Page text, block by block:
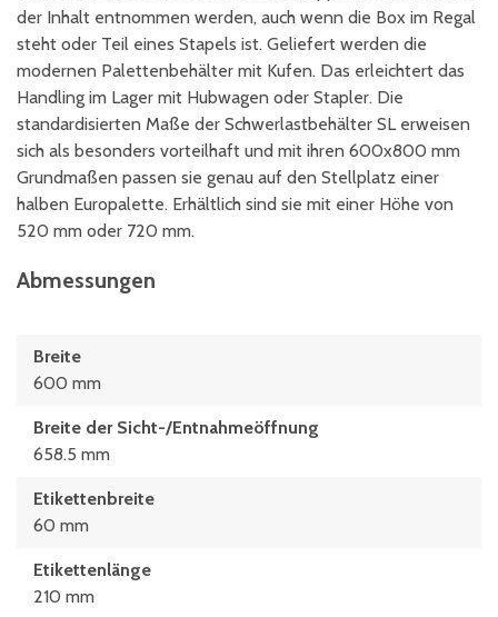
der Inhalt entnommen werden, auch wenn die Box im Regal
steht oder Teil eines Stapels ist. Geliefert werden die
modernen Palettenbehälter mit Kufen. Das erleichtert das
Handling im Lager mit Hubwagen oder Stapler. Die
standardisierten Maße der Schwerlastbehälter SL erweisen
sich als besonders vorteilhaft und mit ihren 600x800 mm
Grundmaßen passen sie genau auf den Stellplatz einer
halben Europalette. Erhältlich sind sie mit einer Höhe von
520 mm oder 720 mm.
Abmessungen
Breite
600 mm
Breite der Sicht-/Entnahmeöffnung
658.5 mm
Etikettenbreite
60 mm
Etikettenlänge
210 mm